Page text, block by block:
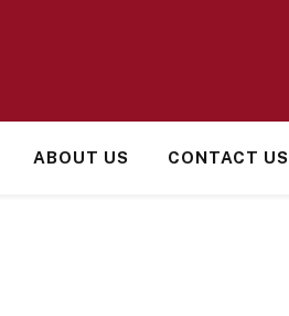
ABOUT US CONTACT US